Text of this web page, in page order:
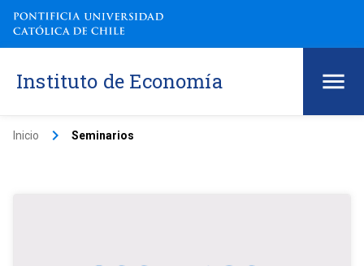
Instituto de Economía
Inicio keyboard_arrow_right Seminarios